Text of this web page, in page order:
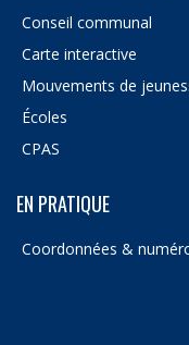
Conseil communal
Carte interactive
Mouvements de
Écoles
CPAS
EN PRATIQUE
Coordonnées &